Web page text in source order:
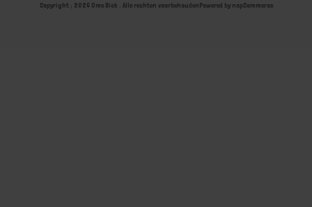
Copyright ; 2026 Ome Dick . Alle rechten voorbehoudenPowered by nopCommerce